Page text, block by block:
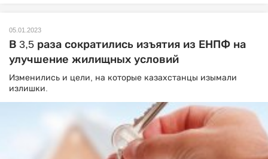
05.01.2023
В 3,5 раза сократились изъятия из ЕНПФ на
улучшение жилищных условий
Изменились и цели, на которые казахстанцы изымали
излишки.